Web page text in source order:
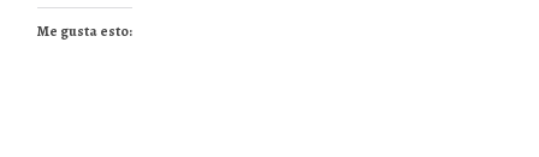
Me gusta esto: